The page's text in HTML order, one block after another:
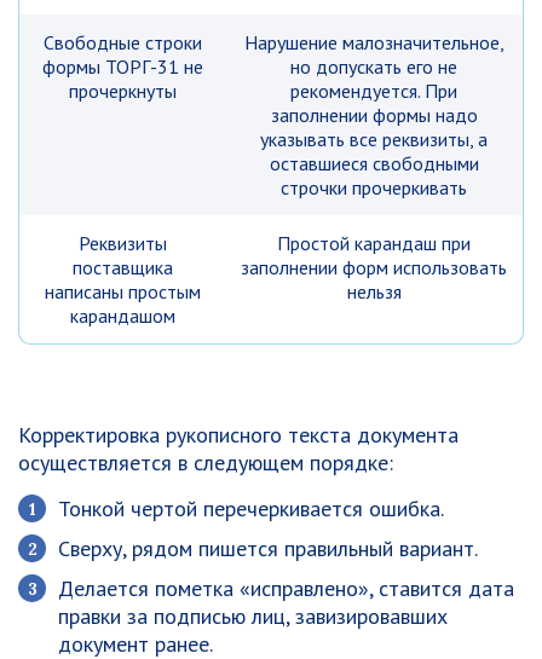
Свободные строки
формы ТОРГ-31 не
прочеркнуты
Нарушение малозначительное,
но допускать его не
рекомендуется. При
заполнении формы надо
указывать все реквизиты, а
оставшиеся свободными
строчки прочеркивать
Реквизиты
поставщика
написаны простым
карандашом
Простой карандаш при
заполнении форм использовать
нельзя
Корректировка рукописного текста документа
осуществляется в следующем порядке:
Тонкой чертой перечеркивается ошибка.
Сверху, рядом пишется правильный вариант.
Делается пометка «исправлено», ставится дата
правки за подписью лиц, завизировавших
документ ранее.